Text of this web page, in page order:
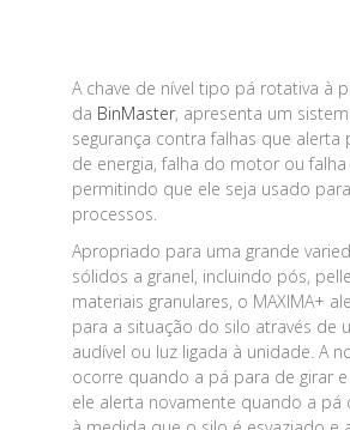
A chave de nível tipo pá rotativa à
da BinMaster, apresenta um
segurança contra falhas que alerta
de energia, falha do motor ou
permitindo que ele seja usado
processos.
Apropriado para uma grande
sólidos a granel, incluindo pós,
materiais granulares, o MAXIMA+
para a situação do silo através de
audível ou luz ligada à unidade. A
ocorre quando a pá para de girar
ele alerta novamente quando a pá